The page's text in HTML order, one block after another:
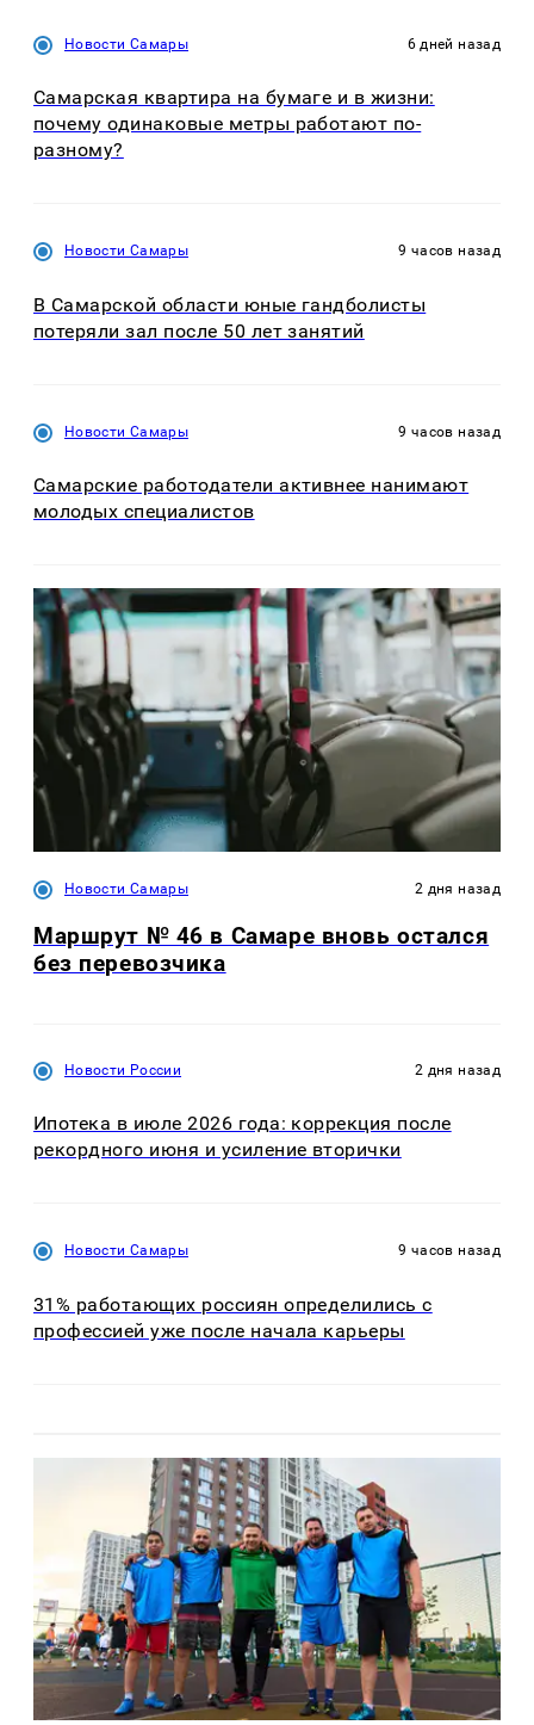
Новости Самары 6 дней назад
Самарская квартира на бумаге и в жизни:
почему одинаковые метры работают по-
разному?
Новости Самары 9 часов назад
В Самарской области юные гандболисты
потеряли зал после 50 лет занятий
Новости Самары 9 часов назад
Самарские работодатели активнее нанимают
молодых специалистов
Новости Самары 2 дня назад
Маршрут № 46 в Самаре вновь остался
без перевозчика
Новости России 2 дня назад
Ипотека в июле 2026 года: коррекция после
рекордного июня и усиление вторички
Новости Самары 9 часов назад
31% работающих россиян определились с
профессией уже после начала карьеры